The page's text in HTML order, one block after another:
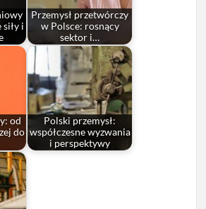
siły i
Przemysł przetwórczy
w Polsce: rosnący
sektor i…
od
do
Polski przemysł:
współczesne wyzwania
i perspektywy